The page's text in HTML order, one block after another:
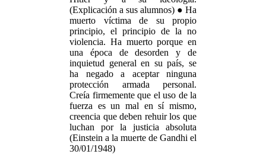
(Explicación a sus alumnos) ● Ha
muerto víctima de su propio
principio, el principio de la no
violencia. Ha muerto porque en
una época de desorden y de
inquietud general en su país, se
ha negado a aceptar ninguna
protección armada personal.
Creía firmemente que el uso de la
fuerza es un mal en sí mismo,
creencia que deben rehuir los que
luchan por la justicia absoluta
(Einstein a la muerte de Gandhi el
30/01/1948)